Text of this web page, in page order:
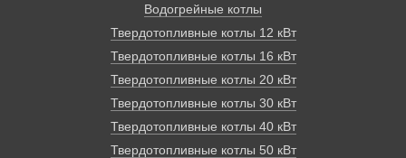
Водогрейные котлы
Твердотопливные котлы 12 кВт
Твердотопливные котлы 16 кВт
Твердотопливные котлы 20 кВт
Твердотопливные котлы 30 кВт
Твердотопливные котлы 40 кВт
Твердотопливные котлы 50 кВт